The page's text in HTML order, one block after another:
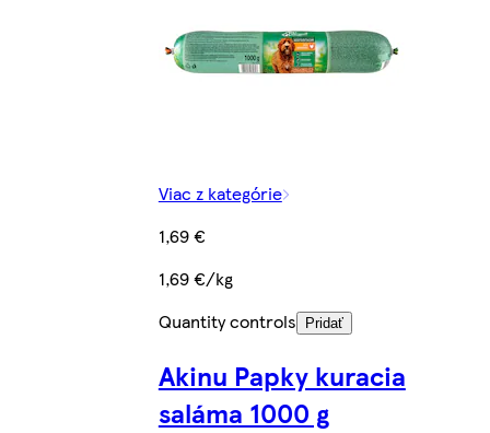
Viac z kategórie
1,69 €
1,69 €/kg
Quantity controls
Pridať
Akinu Papky kuracia
saláma 1000 g